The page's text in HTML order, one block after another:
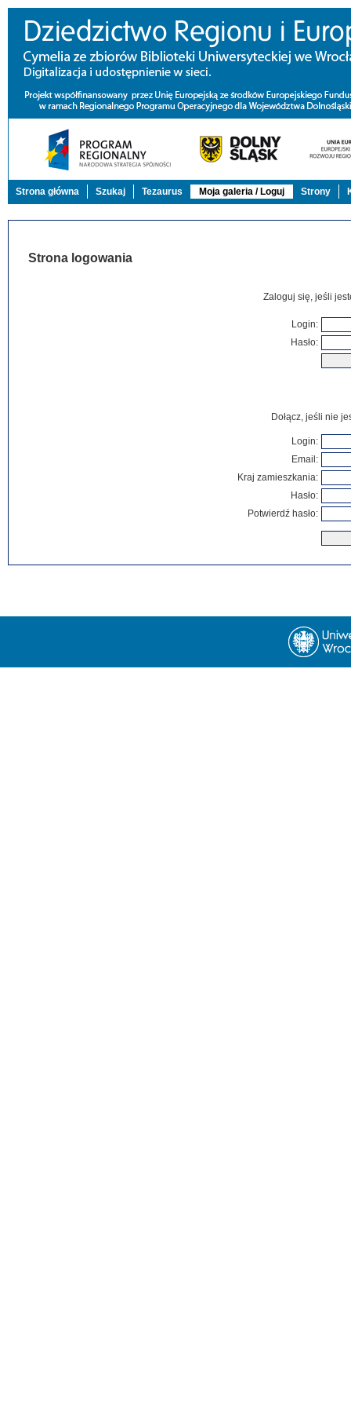
Strona główna Szukaj Tezaurus Moja galeria / Loguj Strony
Strona logowania
Zaloguj się, jeśli
Login:
Hasło:
Dołącz, jeśli nie
Login:
Email:
Kraj zamieszkania:
Hasło:
Potwierdź hasło: